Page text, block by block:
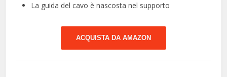
La guida del cavo è nascosta nel supporto
ACQUISTA DA AMAZON